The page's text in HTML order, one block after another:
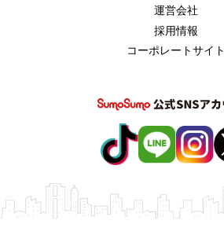
運営会社
採用情報
コーポレートサイト